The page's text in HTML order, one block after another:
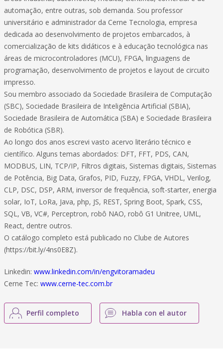
automação, entre outras, sob demanda. Sou professor
universitário e administrador da Cerne Tecnologia, empresa
dedicada ao desenvolvimento de projetos embarcados, à
comercialização de kits didáticos e à educação tecnológica nas
áreas de microcontroladores (MCU), FPGA, linguagens de
programação, desenvolvimento de projetos e layout de circuito
impresso.
Sou membro associado da Sociedade Brasileira de Computação
(SBC), Sociedade Brasileira de Inteligência Artificial (SBIA),
Sociedade Brasileira de Automática (SBA) e Sociedade Brasileira
de Robótica (SBR).
Ao longo dos anos escrevi vasto acervo literário técnico e
científico. Alguns temas abordados: DFT, FFT, PDS, CAN,
MODBUS, LIN, TCP/IP, Filtros digitais, Sistemas digitais, Sistemas
de Potência, Big Data, Grafos, PID, Fuzzy, FPGA, VHDL, Verilog,
CLP, DSC, DSP, ARM, inversor de frequência, soft-starter, energia
solar, IoT, LoRa, Java, php, JS, REST, Spring Boot, Spark, CSS,
SQL, VB, VC#, Perceptron, robô NAO, robô G1 Unitree, UML,
React, dentre outros.
O catálogo completo está publicado no Clube de Autores
(https://bit.ly/4ns0E8Z).
Linkedin: www.linkedin.com/in/engvitoramadeu
Cerne Tec: www.cerne-tec.com.br
Perfil completo Habla con el autor